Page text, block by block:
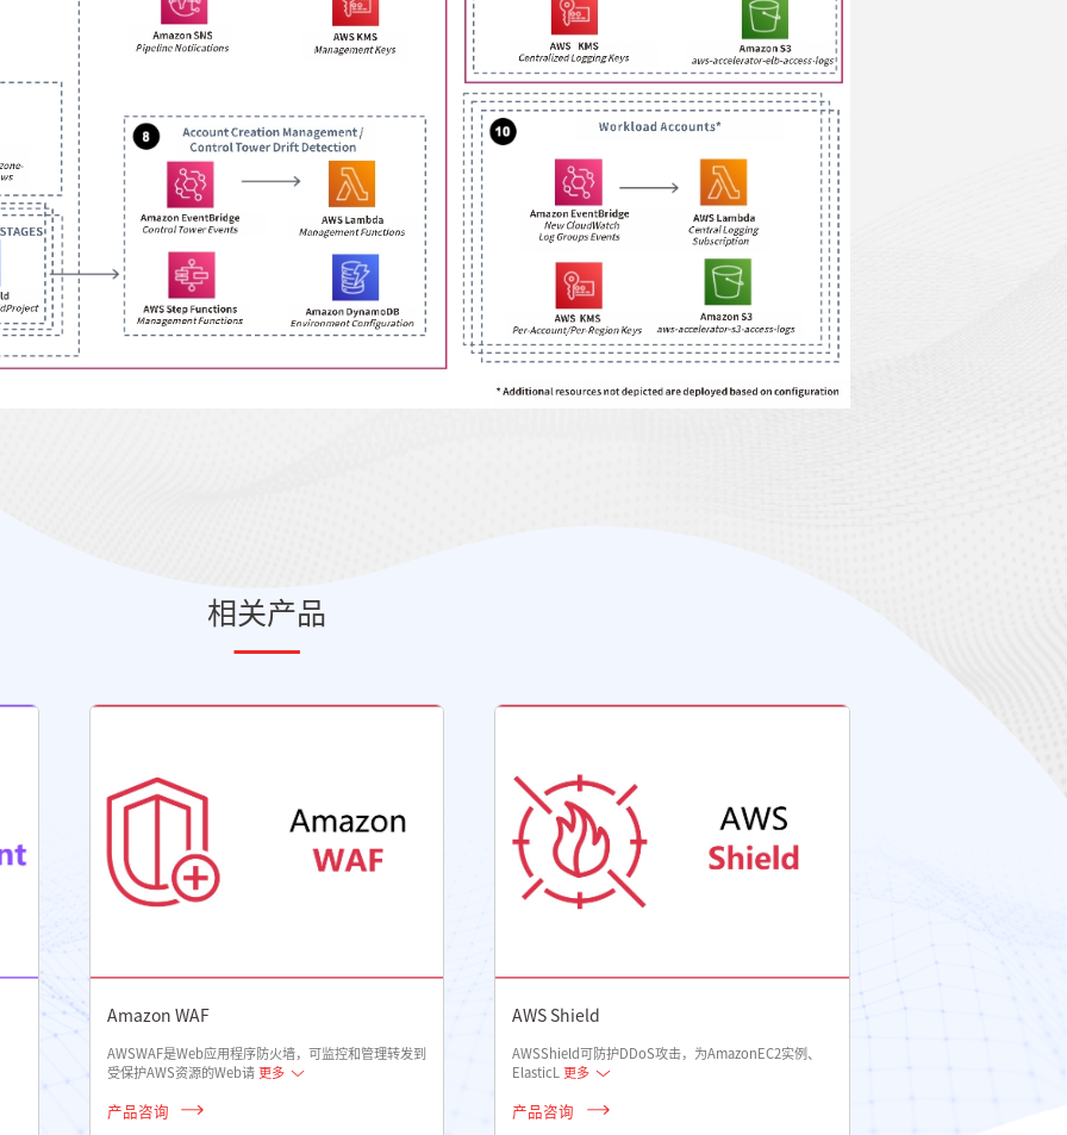
相关产品
Amazon WAF
AWSWAF是Web应用程序防火墙，可监控和管理转发到
受保护AWS资源的Web请 更多
产品咨询
AWS Shield
AWSShield可防护DDoS攻击，为AmazonEC2实例、
ElasticL 更多
产品咨询
AWS Key